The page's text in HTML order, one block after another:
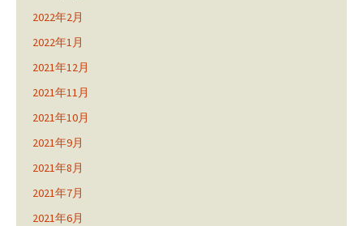
2022年2月
2022年1月
2021年12月
2021年11月
2021年10月
2021年9月
2021年8月
2021年7月
2021年6月